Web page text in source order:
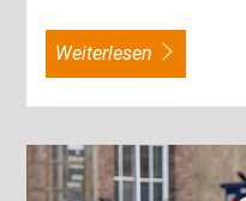
weiterlesen